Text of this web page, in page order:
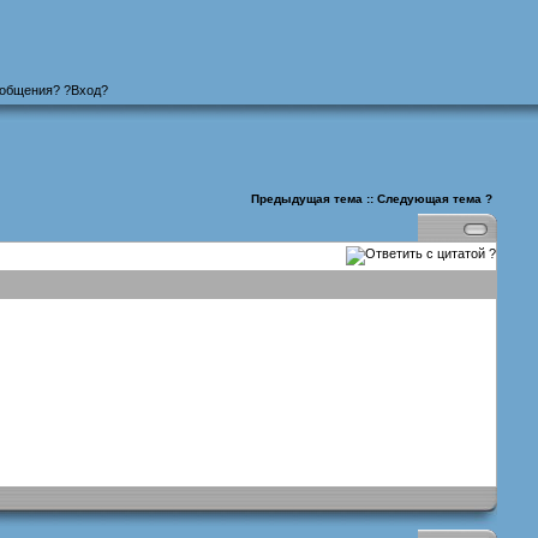
? ?Вход?
Предыдущая тема :: Следующая тема ?
?